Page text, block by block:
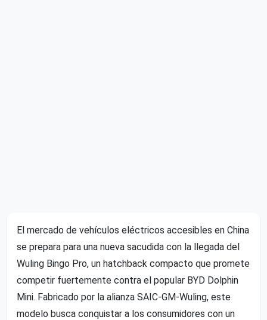
El mercado de vehículos eléctricos accesibles en China
se prepara para una nueva sacudida con la llegada del
Wuling Bingo Pro, un hatchback compacto que promete
competir fuertemente contra el popular BYD Dolphin
Mini. Fabricado por la alianza SAIC-GM-Wuling, este
modelo busca conquistar a los consumidores con un